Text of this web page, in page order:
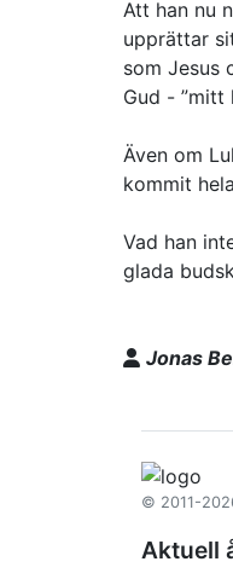
Att han nu
upprättar
som Jesus
Gud - ”mitt
Även om
kommit
Vad han
glada
Jonas
© 2011-
Aktuell